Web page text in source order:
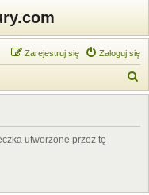
Zaloguj się
Zarejestruj się
z
utworzone przez tę